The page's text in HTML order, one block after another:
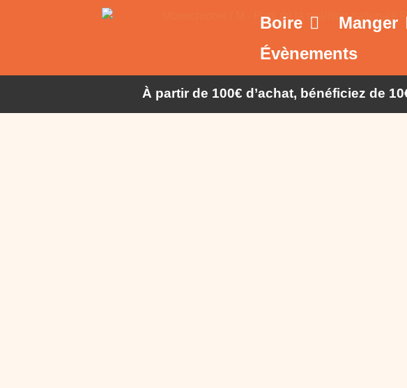
Boire Manger
Évènements
À partir de 100€ d’achat, bénéficiez de